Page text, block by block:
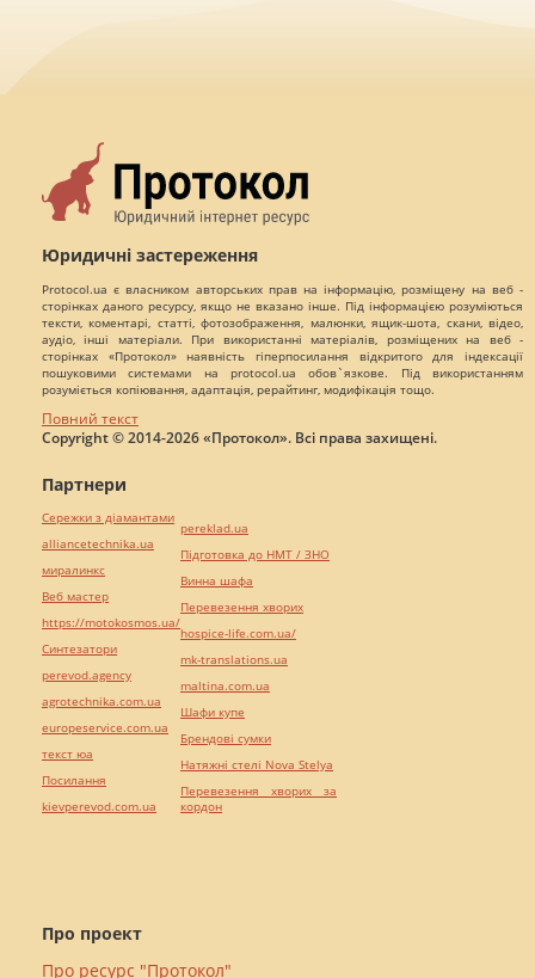
Юридичні застереження
Protocol.ua є власником авторських прав на інформацію, розміщену на веб -
сторінках даного ресурсу, якщо не вказано інше. Під інформацією розуміються
тексти, коментарі, статті, фотозображення, малюнки, ящик-шота, скани, відео,
аудіо, інші матеріали. При використанні матеріалів, розміщених на веб -
сторінках «Протокол» наявність гіперпосилання відкритого для індексації
пошуковими системами на protocol.ua обов`язкове. Під використанням
розуміється копіювання, адаптація, рерайтинг, модифікація тощо.
Повний текст
Copyright © 2014-2026 «Протокол». Всі права захищені.
Про проект
Про ресурс "Протокол"
Партнери
Сережки з діамантами
alliancetechnika.ua
миралинкс
Веб мастер
https://motokosmos.ua/
Синтезатори
perevod.agency
agrotechnika.com.ua
europeservice.com.ua
текст юа
Посилання
kievperevod.com.ua
pereklad.ua
Підготовка до НМТ / ЗНО
Винна шафа
Перевезення хворих
hospice-life.com.ua/
mk-translations.ua
maltina.com.ua
Шафи купе
Брендові сумки
Натяжні стелі Nova Stelya
Перевезення хворих за
кордон